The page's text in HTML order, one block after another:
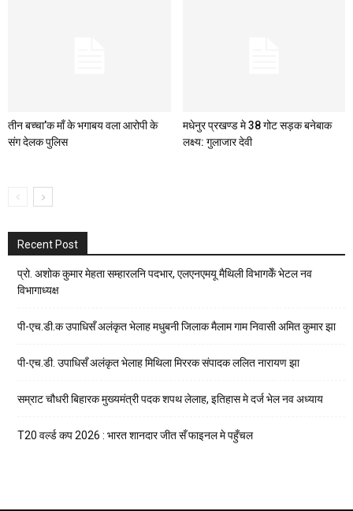
तीन बच्चा’क माँ के भगाबय वला आरोपी के
संग देलक पुलिस
मधेनुर प्रखण्ड मे 38 गोट सड़क बनेबाक
लक्ष्य: गुलाजार देवी
Recent Post
प्रो. अशोक कुमार मेहता सम्हारलनि पदभार, एलएनएमयू मैथिली विभागकेँ भेटल नव
विभागाध्यक्ष
पी-एच.डी.क उपाधिसँ अलंकृत भेलाह मधुबनी जिलाक मैलाम गाम निवासी अमित कुमार झा
पी-एच.डी. उपाधिसँ अलंकृत भेलाह मिथिला मिररक संपादक ललित नारायण झा
सम्राट चौधरी बिहारक मुख्यमंत्री पदक शपथ लेलाह, इतिहास मे दर्ज भेल नव अध्याय
T20 वर्ल्ड कप 2026 : भारत शानदार जीत सँ फाइनल मे पहुँचल